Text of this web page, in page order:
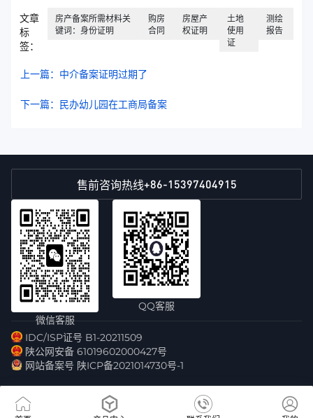
文章
标
签：
房产备案所需材料关
键词：身份证明
购房
合同
房屋产
权证明
土地
使用
证
测绘
报告
上一篇：中介备案证明过期了
下一篇：民办幼儿园在工商局备案
售前咨询热线+86-15397404915
微信客服
QQ客服
IDC/ISP证号 B1-20211509
陕公网安备 61019602000427号
网站备案号 陕ICP备2021014730号-1